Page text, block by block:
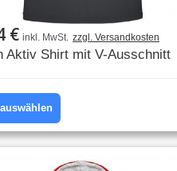
€ inkl. MwSt. zzgl. Versandkosten
Aktiv Shirt mit V-Ausschnitt